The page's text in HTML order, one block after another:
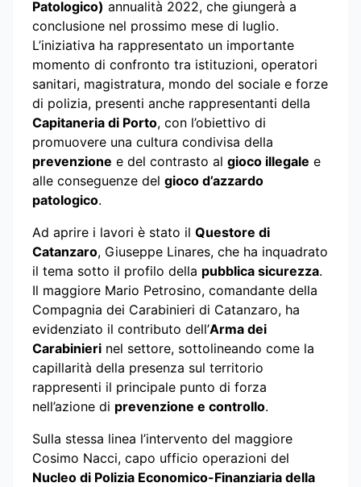
Patologico) annualità 2022, che giungerà a
conclusione nel prossimo mese di luglio.
L’iniziativa ha rappresentato un importante
momento di confronto tra istituzioni, operatori
sanitari, magistratura, mondo del sociale e forze
di polizia, presenti anche rappresentanti della
Capitaneria di Porto, con l’obiettivo di
promuovere una cultura condivisa della
prevenzione e del contrasto al gioco illegale e
alle conseguenze del gioco d’azzardo
patologico.
Ad aprire i lavori è stato il Questore di
Catanzaro, Giuseppe Linares, che ha inquadrato
il tema sotto il profilo della pubblica sicurezza.
Il maggiore Mario Petrosino, comandante della
Compagnia dei Carabinieri di Catanzaro, ha
evidenziato il contributo dell’Arma dei
Carabinieri nel settore, sottolineando come la
capillarità della presenza sul territorio
rappresenti il principale punto di forza
nell’azione di prevenzione e controllo.
Sulla stessa linea l’intervento del maggiore
Cosimo Nacci, capo ufficio operazioni del
Nucleo di Polizia Economico-Finanziaria della